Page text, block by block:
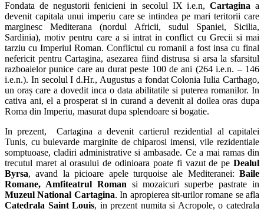
Fondata de negustorii fenicieni in secolul IX i.e.n,Cartagina a
devenit capitala unui imperiu care se intindea pe mari teritorii care
marginesc Mediterana (nordul Africii, sudul Spaniei, Sicilia,
Sardinia), motiv pentru care a si intrat in conflict cu Grecii si mai
tarziu cu Imperiul Roman. Conflictul cu romanii a fost insa cu final
nefericit pentru Cartagina, asezarea fiind distrusa si arsa la sfarsitul
razboaielor punice care au durat peste 100 de ani (264 i.e.n. – 146
i.e.n.). In secolul I d.Hr., Augustus a fondat Colonia Iulia Carthago,
un oraș care a dovedit inca o data abilitatile si puterea romanilor. In
cativa ani, el a prosperat si in curand a devenit al doilea oras dupa
Roma din Imperiu, masurat dupa splendoare si bogatie.
In prezent, Cartagina a devenit cartierul rezidential al capitalei
Tunis, cu bulevarde marginite de chiparosi imensi, vile rezidentiale
somptuoase, cladiri administrative si ambasade. Ce a mai ramas din
trecutul maret al orasului de odinioara poate fi vazut de pe Dealul
Byrsa, avand la picioare apele turquoise ale Mediteranei: Baile
Romane, Amfiteatrul Roman si mozaicuri superbe pastrate in
Muzeul National Cartagina. In apropierea sit-urilor romane se afla
Catedrala Saint Louis, in prezent numita si Acropole, o catedrala